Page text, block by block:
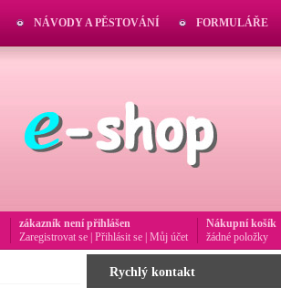
Rychlý kontakt
NÁVODY A PĚSTOVÁNÍ FORMULÁŘE
Nákupní košík
žádné položky
zákazník není přihlášen
Zaregistrovat se Přihlásit se Můj účet